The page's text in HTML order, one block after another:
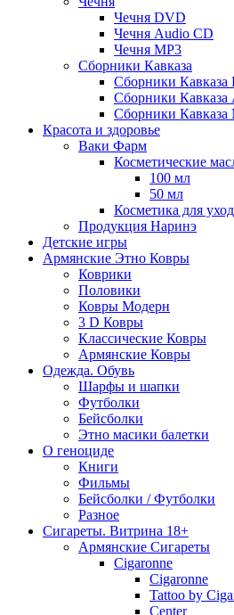
Чечня DVD
Чечня Audio CD
Чечня MP3
Сборники Кавказа
Сборники Кавказа
Сборники Кавказа
Сборники Кавказа
Красота и здоровье
Ваки Фарм
Косметические
100 мл
50 мл
Косметика для
Продукция Наринэ
Детские игры
Армянские Этно Ковры
Коврики
Половики
Ковры Модерн
3 D Ковры
Классические Ковры
Армянские Ковры
Одежда. Обувь
Шарфы и шапки
Футболки
Бейсболки
Этно масики балетки
О геноциде
Книги
Фильмы
Бейсболки / Футболки
Разное
Сигареты. Витрина 18+
Армянские Сигареты
Cigaronne
Cigaronne
Tattoo by
Center